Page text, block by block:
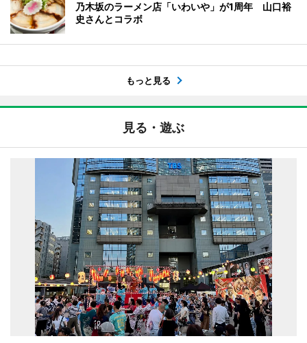
乃木坂のラーメン店「いわいや」が1周年 山口裕
史さんとコラボ
もっと見る
見る・遊ぶ